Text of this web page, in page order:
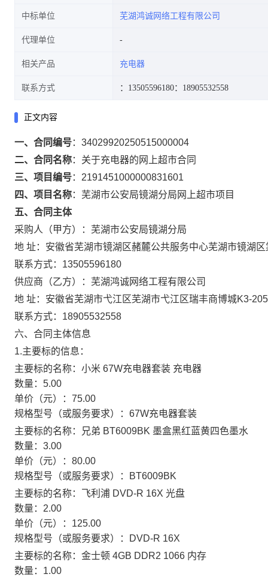
中标单位 芜湖鸿诚网络工程有限公司
代理单位
相关产品 充电器
联系方式 ：13505596180：18905532558
正文内容
一、合同编号： 34029920250515000004
二、合同名称： 关于充电器的网上超市合同
三、项目编号： 2191451000000831601
四、项目名称： 芜湖市公安局镜湖分局网上超市项目
五、合同主体
采购人（甲方）： 芜湖市公安局镜湖分局
地 址： 安徽省芜湖市镜湖区赭麓公共服务中心芜湖市镜湖
联系方式： 13505596180
供应商（乙方）： 芜湖鸿诚网络工程有限公司
地 址： 安徽省芜湖市弋江区芜湖市弋江区瑞丰商博城K3-205
联系方式： 18905532558
六、合同主体信息
1.主要标的信息：
主要标的名称： 小米 67W充电器套装 充电器
数量： 5.00
单价（元）： 75.00
规格型号（或服务要求）： 67W充电器套装
主要标的名称：
兄弟 BT6009BK 墨盒黑红蓝黄四色墨水
数量： 3.00
单价（元）： 80.00
规格型号（或服务要求）：
BT6009BK
主要标的名称： 飞利浦 DVD-R 16X 光盘
数量： 2.00
单价（元）： 125.00
规格型号（或服务要求）：
DVD-R 16X
主要标的名称： 金士顿 4GB DDR2 1066 内存
数量： 1.00